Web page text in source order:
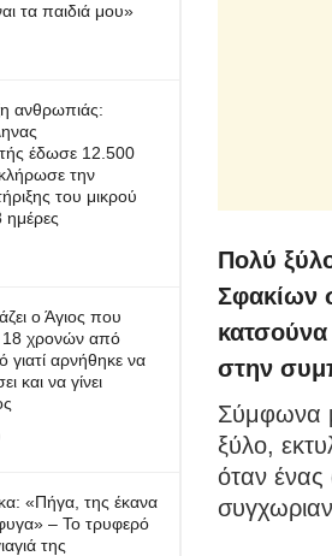
τα παιδιά μου»
ανθρωπιάς:
έδωσε 12.500
την
του μικρού
ο Άγιος που
18 χρονών από
γιατί αρνήθηκε να
και να γίνει
«Πήγα, της έκανα
– Το τρυφερό
της
Πολύ
Σφακίων
στην
Σύμφωνα
ξύλο,
όταν